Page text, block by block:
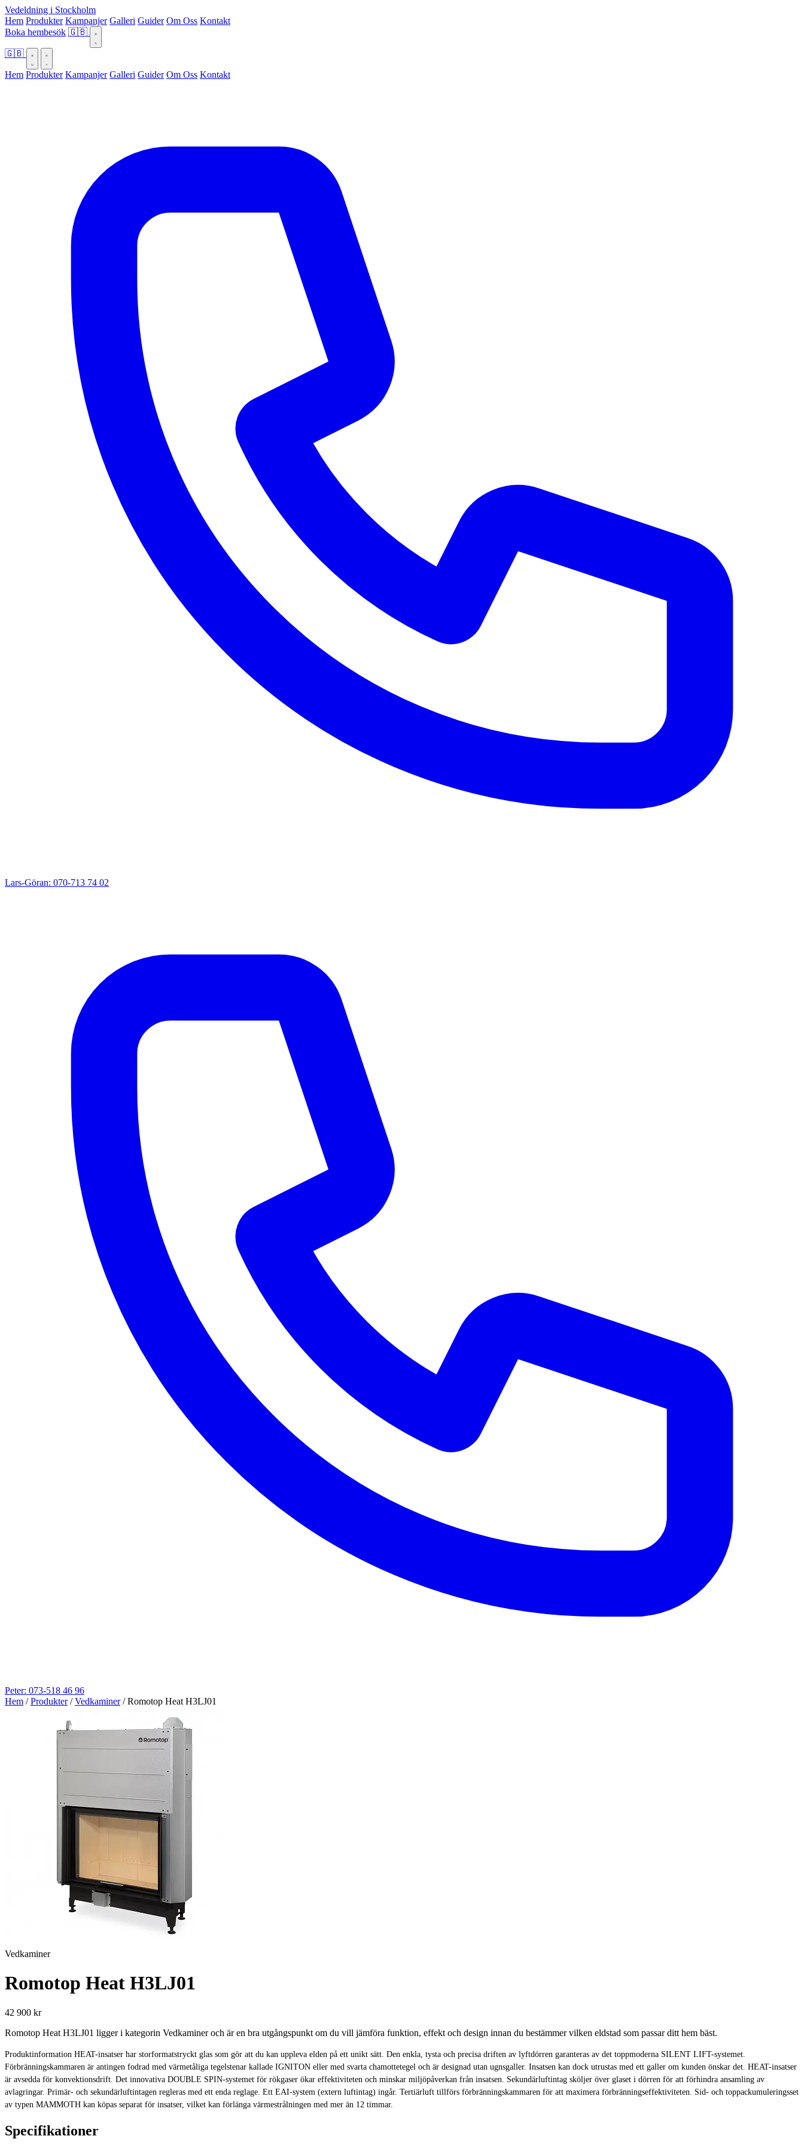
Vedeldning i Stockholm
Hem Produkter Kampanjer Galleri Guider Om Oss Kontakt
Boka hembesök 🇬🇧
🇬🇧
Hem Produkter Kampanjer Galleri Guider Om Oss Kontakt
Lars-Göran: 070-713 74 02
Peter: 073-518 46 96
Hem / Produkter / Vedkaminer / Romotop Heat H3LJ01
Vedkaminer
Romotop Heat H3LJ01
42 900 kr
Romotop Heat H3LJ01 ligger i kategorin Vedkaminer och är en bra utgångspunkt om du vill jämföra funktion, effekt och design innan du bestämmer vilken eldstad som passar ditt hem bäst.
Produktinformation HEAT-insatser har storformatstryckt glas som gör att du kan uppleva elden på ett unikt sätt. Den enkla, tysta och precisa driften av lyftdörren garanteras av det toppmoderna SILENT LIFT-systemet.
Förbränningskammaren är antingen fodrad med värmetåliga tegelstenar kallade IGNITON eller med svarta chamottetegel och är designad utan ugnsgaller. Insatsen kan dock utrustas med ett galler om kunden önskar det. HEAT-insatser
är avsedda för konvektionsdrift. Det innovativa DOUBLE SPIN-systemet för rökgaser ökar effektiviteten och minskar miljöpåverkan från insatsen. Sekundärluftintag sköljer över glaset i dörren för att förhindra ansamling av
avlagringar. Primär- och sekundärluftintagen regleras med ett enda reglage. Ett EAI-system (extern luftintag) ingår. Tertiärluft tillförs förbränningskammaren för att maximera förbränningseffektiviteten. Sid- och toppackumuleringsset
av typen MAMMOTH kan köpas separat för insatser, vilket kan förlänga värmestrålningen med mer än 12 timmar.
Specifikationer